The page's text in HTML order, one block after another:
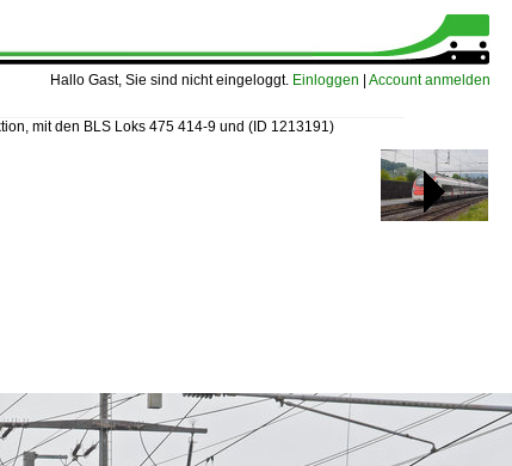
Hallo Gast, Sie sind nicht eingeloggt. Einloggen Account anmelden
mit den BLS Loks 475 414-9 und (ID 1213191)